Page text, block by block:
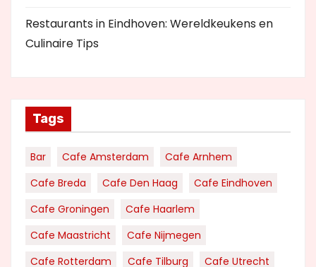
Restaurants in Eindhoven: Wereldkeukens en
Culinaire Tips
Tags
Bar Cafe Amsterdam
Cafe Arnhem
Cafe Breda
Cafe Den Haag
Cafe Eindhoven
Cafe Groningen
Cafe Haarlem
Cafe Maastricht
Cafe Nijmegen
Cafe Rotterdam
Cafe Tilburg Cafe Utrecht